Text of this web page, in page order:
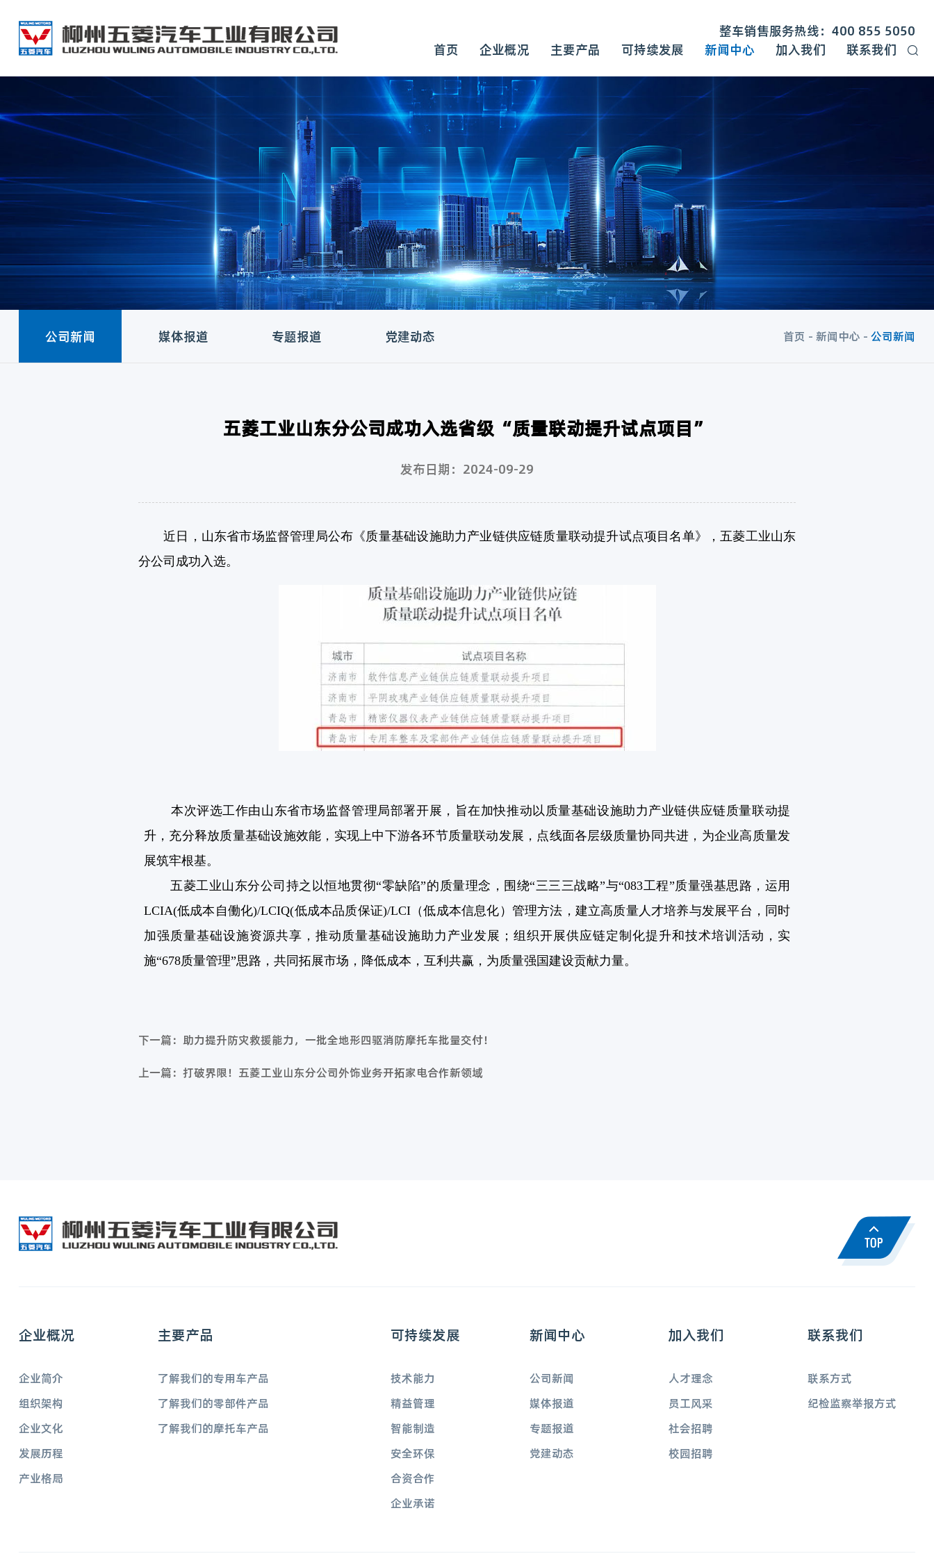
整车销售服务热线：400 855 5050
首页
企业概况 主要产品 可持续发展 新闻中心 加入我们 联系我们
首页 -新闻中心 -公司新闻
公司新闻 媒体报道 专题报道 党建动态
五菱工业山东分公司成功入选省级“质量联动提升试点项目”
发布日期：2024-09-29
近日，山东省市场监督管理局公布《质量基础设施助力产业链供应链质量联动提升试点项目名单》，五菱工业山东
分公司成功入选。
本次评选工作由山东省市场监督管理局部署开展，旨在加快推动以质量基础设施助力产业链供应链质量联动提
升，充分释放质量基础设施效能，实现上中下游各环节质量联动发展，点线面各层级质量协同共进，为企业高质量发
展筑牢根基。
五菱工业山东分公司持之以恒地贯彻“零缺陷”的质量理念，围绕“三三三战略”与“083工程”质量强基思路，运用
LCIA(低成本自働化)/LCIQ(低成本品质保证)/LCI（低成本信息化）管理方法，建立高质量人才培养与发展平台，同时
加强质量基础设施资源共享，推动质量基础设施助力产业发展；组织开展供应链定制化提升和技术培训活动，实
施“678质量管理”思路，共同拓展市场，降低成本，互利共赢，为质量强国建设贡献力量。
下一篇：助力提升防灾救援能力，一批全地形四驱消防摩托车批量交付！
上一篇：打破界限！五菱工业山东分公司外饰业务开拓家电合作新领域
企业概况
企业简介
组织架构
企业文化
发展历程
产业格局
主要产品
了解我们的专用车产品
了解我们的零部件产品
了解我们的摩托车产品
可持续发展
技术能力
精益管理
智能制造
安全环保
合资合作
企业承诺
新闻中心
公司新闻
媒体报道
专题报道
党建动态
加入我们
人才理念
员工风采
社会招聘
校园招聘
联系我们
联系方式
纪检监察举报方式